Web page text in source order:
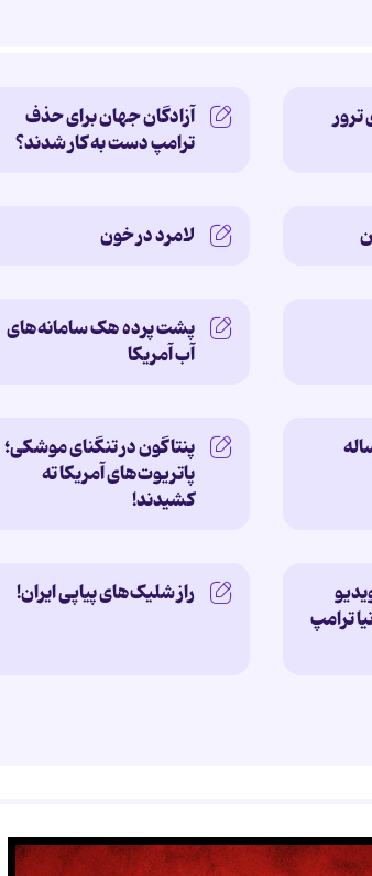
ترور
آزادگان جهان برای حذف
ترامپ دست به کار شدند؟
لامرد در خون
پشت پرده‌ هک سامانه‌های
آب آمریکا
جنایات ۱۱ساله‌
پنتاگون در تنگنای موشکی؛
پاتریوت‌های آمریکا ته
کشیدند!
ترامپ
راز شلیک‌های پیاپی ایران!